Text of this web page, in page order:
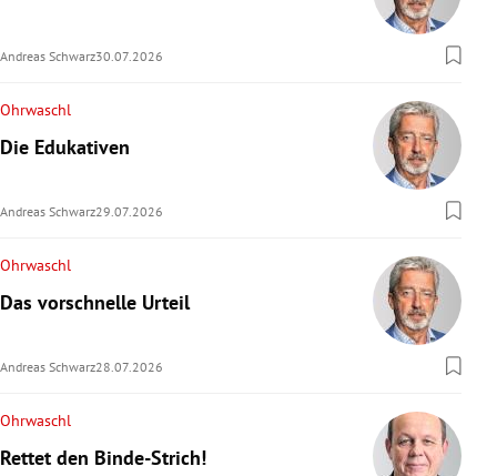
Andreas Schwarz30.07.2026
Ohrwaschl
Die Edukativen
Andreas Schwarz29.07.2026
Ohrwaschl
Das vorschnelle Urteil
Andreas Schwarz28.07.2026
Ohrwaschl
Rettet den Binde-Strich!